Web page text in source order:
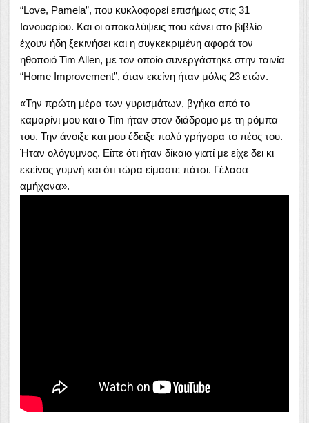
“Love, Pamela”, που κυκλοφορεί επισήμως στις 31
Ιανουαρίου. Και οι αποκαλύψεις που κάνει στο βιβλίο
έχουν ήδη ξεκινήσει και η συγκεκριμένη αφορά τον
ηθοποιό Tim Allen, με τον οποίο συνεργάστηκε στην ταινία
“Home Improvement”, όταν εκείνη ήταν μόλις 23 ετών.
«Την πρώτη μέρα των γυρισμάτων, βγήκα από το
καμαρίνι μου και ο Tim ήταν στον διάδρομο με τη ρόμπα
του. Την άνοιξε και μου έδειξε πολύ γρήγορα το πέος του.
Ήταν ολόγυμνος. Είπε ότι ήταν δίκαιο γιατί με είχε δει κι
εκείνος γυμνή και ότι τώρα είμαστε πάτσι. Γέλασα
αμήχανα».